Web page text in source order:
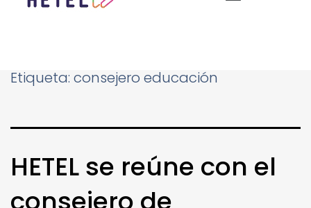
Etiqueta: consejero educación
HETEL se reúne con el